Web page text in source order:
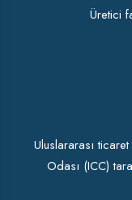
Üretici
Uluslararası
Odası (ICC)